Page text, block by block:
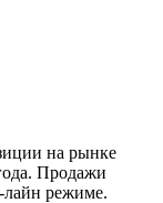
на рынке
Продажи
лайн режиме.